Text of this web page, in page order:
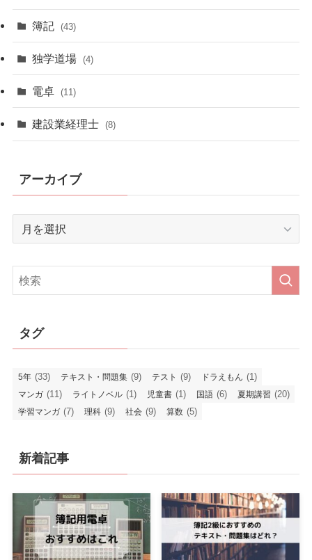
簿記 (43)
独学道場 (4)
電卓 (11)
建設業経理士 (8)
アーカイブ
イ
タグ
5年 (33) テキスト・問題集 (9) テスト (9) ドラえもん (1)
マンガ (11) ライトノベル (1) 児童書 (1) 国語 (6) 夏期講習 (20)
学習マンガ (7) 理科 (9) 社会 (9) 算数 (5)
新着記事